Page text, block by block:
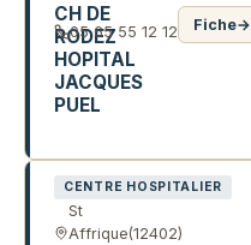
CH DE
RODEZ
HOPITAL
JACQUES
PUEL
05 65 55 12 12 Fiche→
CENTRE HOSPITALIER
St
Affrique(12402)